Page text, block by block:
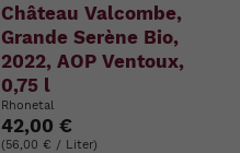
Château Valcombe,
Grande Serène Bio,
2022, AOP Ventoux,
0,75 l
Rhonetal
42,00 €
(56,00 € / Liter)